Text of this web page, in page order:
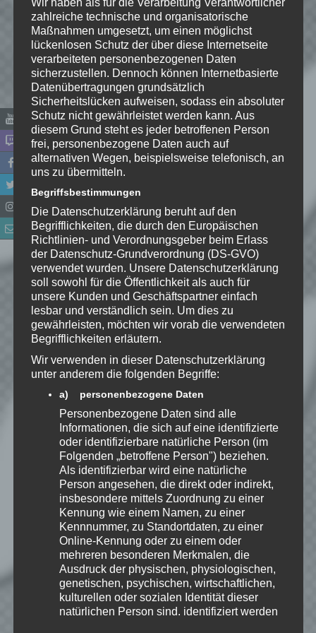
Name*
E-Mail-Adresse
Website
*Ich habe die
Datenschutzerklärungzur
Kenntnis genommen. Ich stimme
zu, dass meine Angaben dauerhaft
gespeichert werden.
Benachrichtige mich über
nachfolgende Kommentare via E-
Mail.
Benachrichtige mich über neue
Beiträge via E-Mail.
EmKa
Ich bin leidenschaftlicher
Gamer und schaue mir
eigentlich alles Neue an.
Jedes Spiel hat seine faire
Chance. Ich freue mich immer wenn ich
zahlreiche technische und organisatorische
Maßnahmen umgesetzt, um einen möglichst
lückenlosen Schutz der über diese Internetseite
verarbeiteten personenbezogenen Daten
sicherzustellen. Dennoch können Internetbasierte
Datenübertragungen grundsätzlich
Sicherheitslücken aufweisen, sodass ein absoluter
Schutz nicht gewährleistet werden kann. Aus
diesem Grund steht es jeder betroffenen Person
frei, personenbezogene Daten auch auf
alternativen Wegen, beispielsweise telefonisch, an
uns zu übermitteln.
Begriffsbestimmungen
Die Datenschutzerklärung beruht auf den
Begrifflichkeiten, die durch den Europäischen
Richtlinien- und Verordnungsgeber beim Erlass
der Datenschutz-Grundverordnung (DS-GVO)
verwendet wurden. Unsere Datenschutzerklärung
soll sowohl für die Öffentlichkeit als auch für
unsere Kunden und Geschäftspartner einfach
lesbar und verständlich sein. Um dies zu
gewährleisten, möchten wir vorab die verwendeten
Begrifflichkeiten erläutern.
Wir verwenden in dieser Datenschutzerklärung
unter anderem die folgenden Begriffe:
a) personenbezogene Daten
Personenbezogene Daten sind alle
Informationen, die sich auf eine identifizierte
oder identifizierbare natürliche Person (im
Folgenden „betroffene Person") beziehen.
Als identifizierbar wird eine natürliche
Person angesehen, die direkt oder indirekt,
insbesondere mittels Zuordnung zu einer
Kennung wie einem Namen, zu einer
Kennnummer, zu Standortdaten, zu einer
Online-Kennung oder zu einem oder
mehreren besonderen Merkmalen, die
Ausdruck der physischen, physiologischen,
genetischen, psychischen, wirtschaftlichen,
kulturellen oder sozialen Identität dieser
natürlichen Person sind, identifiziert werden